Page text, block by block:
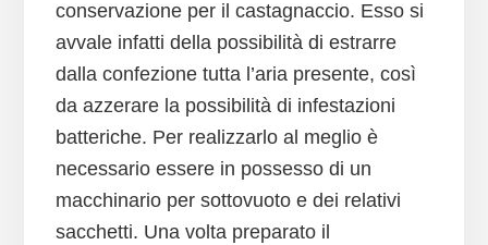
conservazione per il castagnaccio. Esso si
avvale infatti della possibilità di estrarre
dalla confezione tutta l’aria presente, così
da azzerare la possibilità di infestazioni
batteriche. Per realizzarlo al meglio è
necessario essere in possesso di un
macchinario per sottovuoto e dei relativi
sacchetti. Una volta preparato il